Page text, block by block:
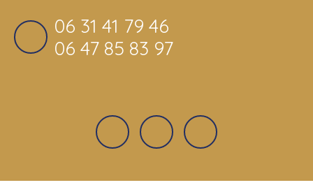
06 31 41 79 46
06 47 85 83 97